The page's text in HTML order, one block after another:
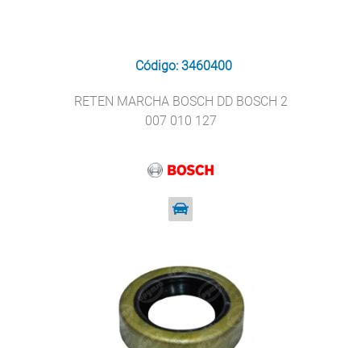
Código: 3460400
RETEN MARCHA BOSCH DD BOSCH 2
007 010 127